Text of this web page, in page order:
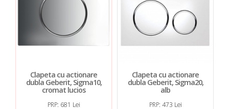
Clapeta cu actionare
dubla Geberit, Sigma10,
cromat lucios
PRP: 681 Lei
Clapeta cu actionare
dubla Geberit, Sigma20,
alb
PRP: 473 Lei